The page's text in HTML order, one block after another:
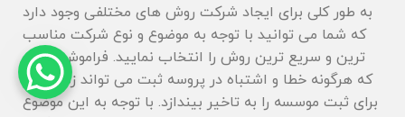
به طور کلی برای ایجاد شرکت روش های مختلفی وجود دارد
که شما می توانید با توجه به موضوع و نوع شرکت مناسب
ترین و سریع ترین روش را انتخاب نمایید. فراموش نکنید
که هرگونه خطا و اشتباه در پروسه ثبت می تواند زمان لازم
برای ثبت موسسه را به تاخیر بیندازد. با توجه به این موضوع